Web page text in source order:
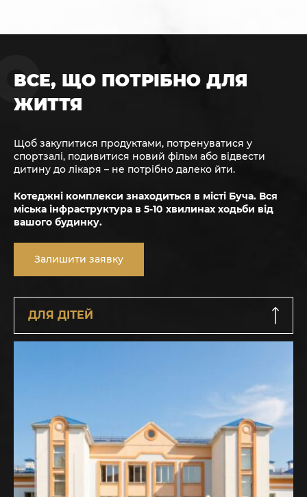
ВСЕ, ЩО ПОТРІБНО ДЛЯ
ЖИТТЯ
Щоб закупитися продуктами, потренуватися у
спортзалі, подивитися новий фільм або відвести
дитину до лікаря – не потрібно далеко йти.
Котеджні комплекси знаходиться в місті Буча. Вся
міська інфраструктура в 5-10 хвилинах ходьби від
вашого будинку.
Залишити заявку
ДЛЯ ДІТЕЙ